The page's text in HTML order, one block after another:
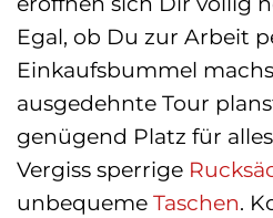
Egal, ob Du zur Arbeit
Einkaufsbummel
ausgedehnte Tour
genügend Platz für
Vergiss sperrige
unbequeme Taschen.